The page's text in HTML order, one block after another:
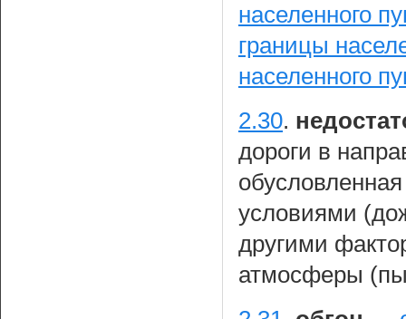
населенного
границы
населенного
2.30.
дороги в
условиями
другими
атмосферы